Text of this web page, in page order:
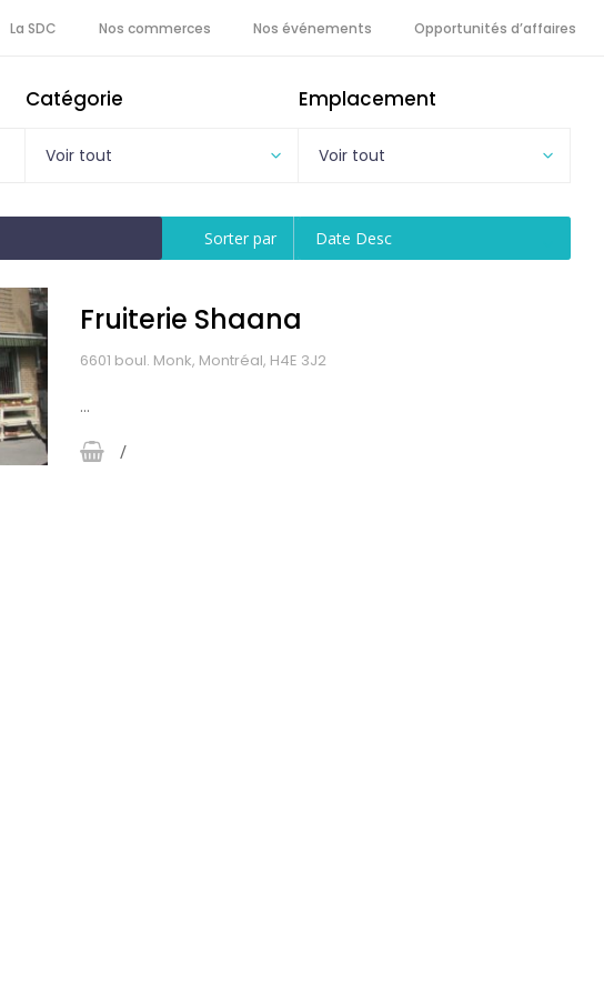
La SDC Nos commerces Nos événements Opportunités d’affaires
Catégorie
Voir tout
Emplacement
Voir tout
Sorter par Date Desc
Fruiterie Shaana
6601 boul. Monk, Montréal, H4E 3J2
...